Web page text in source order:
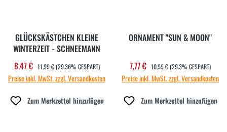
GLÜCKSKÄSTCHEN KLEINE
WINTERZEIT - SCHNEEMANN
Verkaufspreis:
8,47 € REGULÄRER PREIS:
11,99 € (29.36% GESPART)
Preise inkl. MwSt. zzgl. Versandkosten
Zum Merkzettel hinzufügen
ORNAMENT "SUN & MOON"
Verkaufspreis:
7,77 € REGULÄRER PREIS:
10,99 €(29.3% GESPART)
Preise inkl. MwSt. zzgl. Versandkosten
Zum Merkzettel hinzufügen